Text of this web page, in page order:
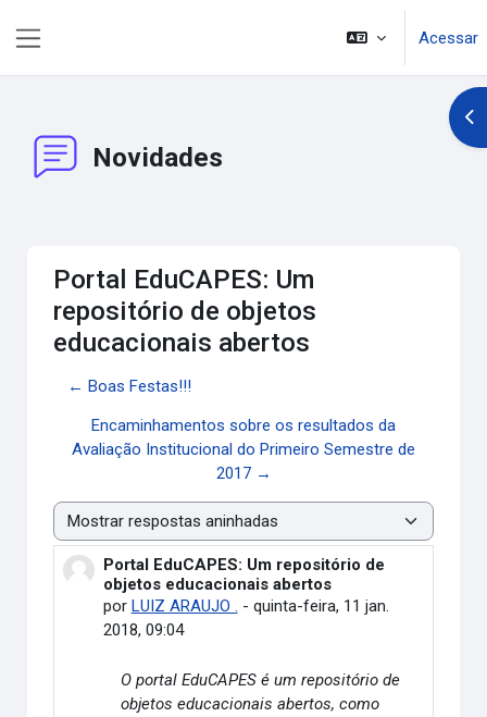
Acessar
Novidades
Portal EduCAPES: Um
repositório de objetos
educacionais abertos
← Boas Festas!!!
Encaminhamentos sobre os resultados da
Avaliação Institucional do Primeiro Semestre de
2017 →
Modo de visualização
Portal EduCAPES: Um repositório de
objetos educacionais abertos
por LUIZ ARAUJO . - quinta-feira, 11 jan.
2018, 09:04
Número de respostas: 0
O portal EduCAPES é um repositório de
objetos educacionais abertos, como